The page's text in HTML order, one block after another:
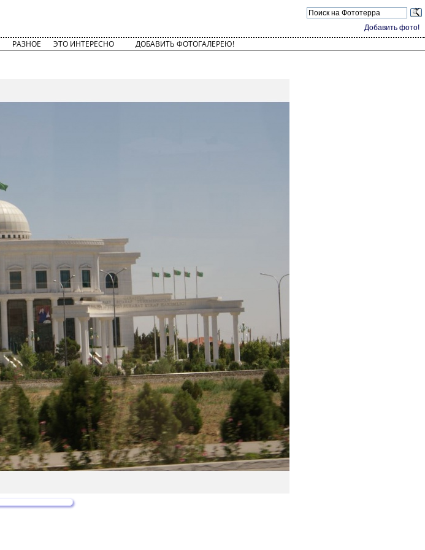
Добавить фото!
РАЗНОЕ ЭТО ИНТЕРЕСНО ДОБАВИТЬ ФОТОГАЛЕРЕЮ!